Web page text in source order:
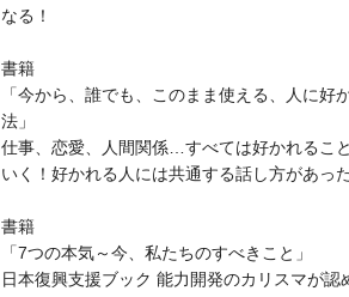
なる！
書籍
「今から、誰でも、このまま使える、人に好
法」
仕事、恋愛、人間関係…すべては好かれるこ
いく！好かれる人には共通する話し方があった
書籍
「7つの本気～今、私たちのすべきこと」
日本復興支援ブック 能力開発のカリスマが認